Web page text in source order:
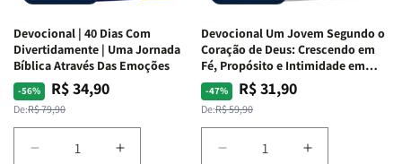
Devocional | 40 Dias Com
Divertidamente | Uma Jornada
Bíblica Através Das Emoções
-56%
Preço
normal
De:R$ 79,90
Preço
promocional
R$ 34,90
Diminuir
Aumentar
Devocional Um Jovem Segundo o
Coração de Deus: Crescendo em
Fé, Propósito e Intimidade em
Deus
-47%
Preço
normal
De:R$ 59,90
Preço
promocional
R$ 31,90
Diminuir
Aumentar